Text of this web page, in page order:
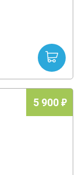
5 900